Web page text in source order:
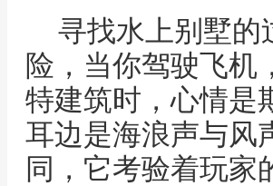
寻找水上别墅的
险，当你驾驶飞机
特建筑时，心情是
耳边是海浪声与风
同，它考验着玩家